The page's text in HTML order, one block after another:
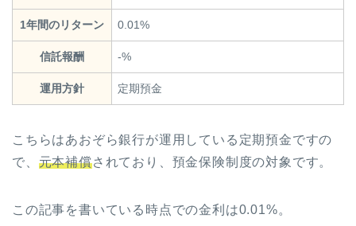
1年間のリターン 0.01%
信託報酬 -%
運用方針 定期預金
こちらはあおぞら銀行が運用している定期預金ですの
で、 元本補償されており、預金保険制度の対象です。
この記事を書いている時点での金利は0.01%。